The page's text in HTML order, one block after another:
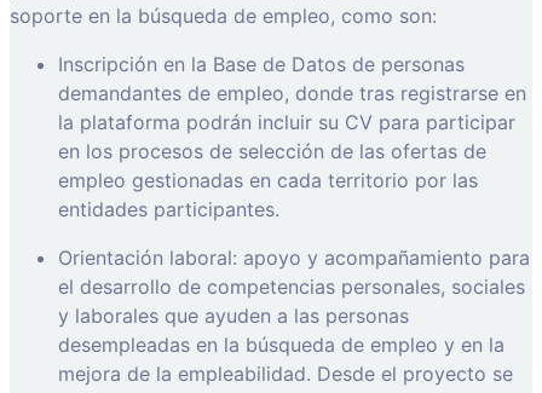
soporte en la búsqueda de empleo, como son:
Inscripción en la Base de Datos de personas
demandantes de empleo, donde tras registrarse en
la plataforma podrán incluir su CV para participar
en los procesos de selección de las ofertas de
empleo gestionadas en cada territorio por las
entidades participantes.
Orientación laboral: apoyo y acompañamiento para
el desarrollo de competencias personales, sociales
y laborales que ayuden a las personas
desempleadas en la búsqueda de empleo y en la
mejora de la empleabilidad. Desde el proyecto se